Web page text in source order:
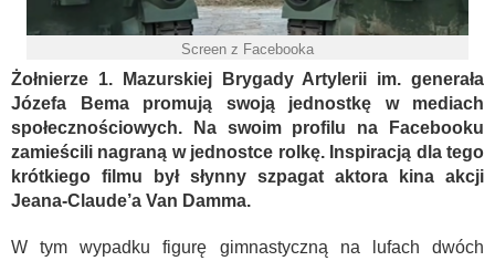
Screen z Facebooka
Żołnierze 1. Mazurskiej Brygady Artylerii im. generała
Józefa Bema promują swoją jednostkę w mediach
społecznościowych. Na swoim profilu na Facebooku
zamieścili nagraną w jednostce rolkę. Inspiracją dla tego
krótkiego filmu był słynny szpagat aktora kina akcji
Jeana-Claude’a Van Damma.
W tym wypadku figurę gimnastyczną na lufach dwóch